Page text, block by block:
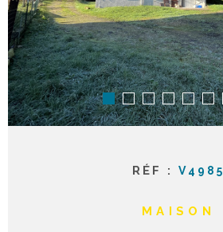
RÉF :V4985
MAISON